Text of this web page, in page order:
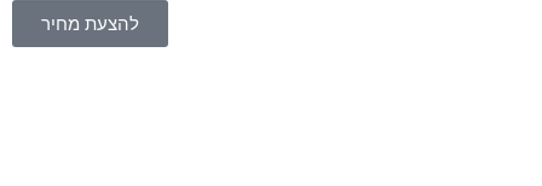
להצעת מחיר